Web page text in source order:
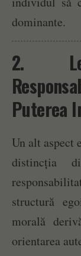
dominante.
2.
Puterea
Un alt aspect
distincția
structură
morală
orientarea